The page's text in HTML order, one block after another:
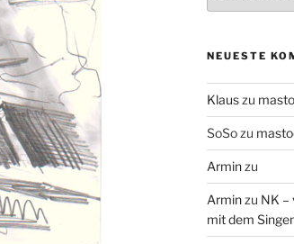
NEUESTE
Klauszu
SoSozu
Arminzu
Arminzu NK –
mit dem